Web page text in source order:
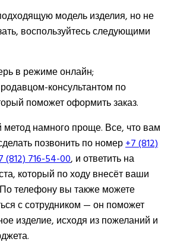
модель изделия, но не
воспользуйтесь следующими
в режиме онлайн;
консультантом по
поможет оформить заказ.
метод намного проще. Все, что вам
позвонить по номер+7 (812)
(812) 716-54-00, и ответить на
который по ходу внесёт ваши
телефону вы также можете
с сотрудником — он поможет
изделие, исходя из пожеланий и